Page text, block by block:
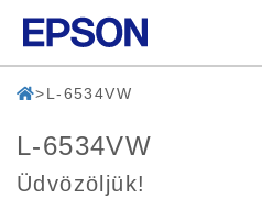
L-6534VW
L-6534VW
Üdvözöljük!